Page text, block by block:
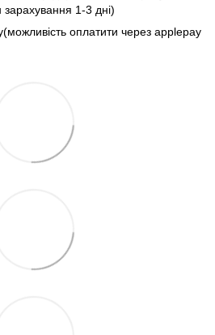
зарахування 1-3 дні)
оплатити через applepay